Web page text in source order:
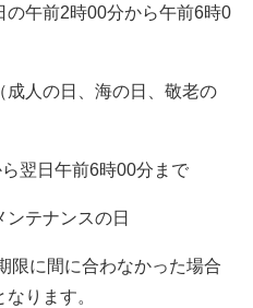
午前2時00分から午前6時0
人の日、海の日、敬老の
日午前6時00分まで
テナンスの日
に間に合わなかった場合
ります。